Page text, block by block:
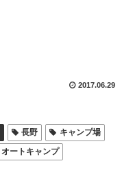
2017.06.29
長野
キャンプ場
オートキャンプ